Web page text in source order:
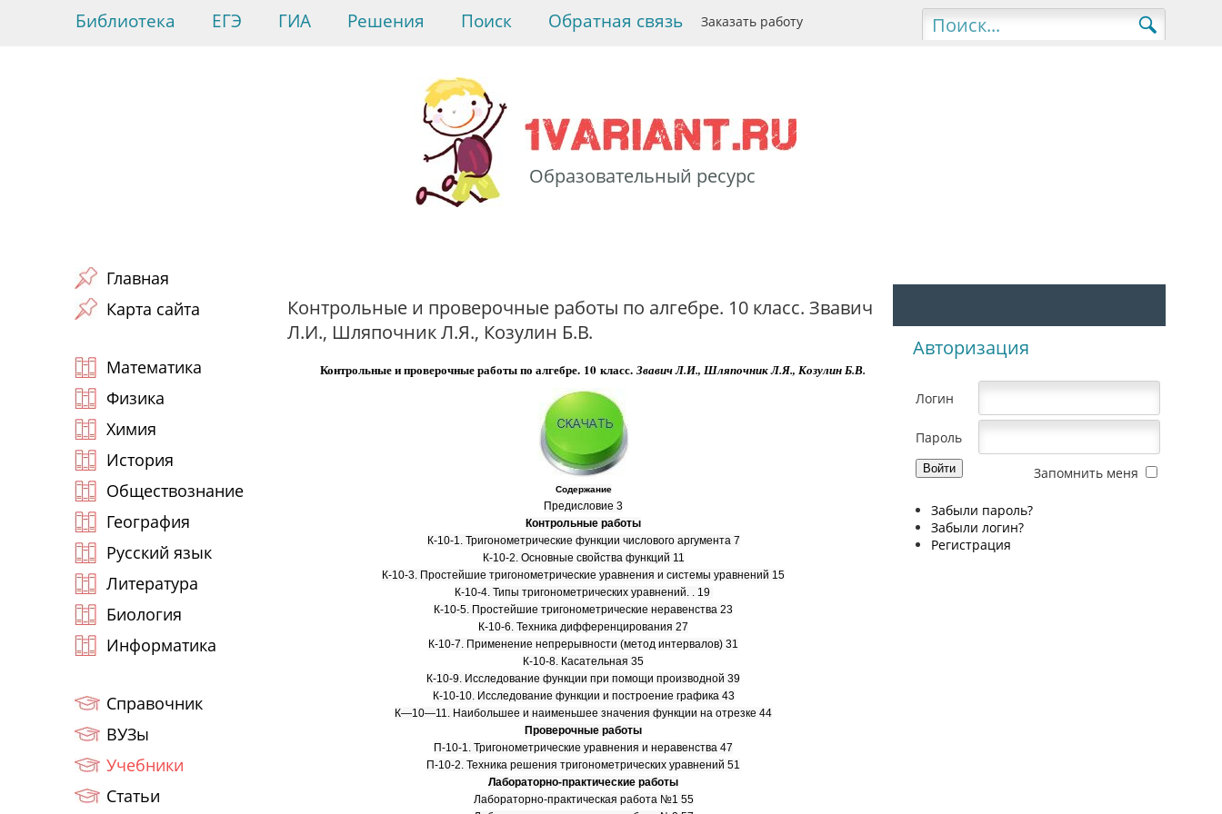
Библиотека ЕГЭ ГИА Решения Поиск Заказать работу
Обратная связь
Образовательный ресурс
проверочные работы по
алгебре. 10 класс. Звавич
Козулин Б.В.
Главная
Карта сайта
Математика
Физика
Химия
История
Обществознание
География
Русский язык
Литература
Биология
Информатика
Справочник
ВУЗы
Учебники
Статьи
Контрольные и проверочные работы по алгебре. 10 класс. Звавич
Л.И., Шляпочник Л.Я., Козулин Б.В.
Контрольные и проверочные работы по алгебре. 10класс. Звавич Л.И., Шляпочник Л.Я., Козулин Б.В.
Содержание
Предисловие 3
Контрольные работы
К-10-1. Тригонометрические функции числового аргумента 7
К-10-2. Основные свойства функций 11
К-10-3. Простейшие тригонометрические уравнения и системы уравнений 15
К-10-4. Типы тригонометрических уравнений. . 19
К-10-5. Простейшие тригонометрические неравенства 23
К-10-6. Техника дифференцирования 27
К-10-7. Применение непрерывности (метод интервалов) 31
К-10-8. Касательная 35
К-10-9. Исследование функции при помощи производной 39
К-10-10. Исследование функции и построение графика 43
К—10—11. Наибольшее и наименьшее значения функции на отрезке 44
Проверочные работы
П-10-1. Тригонометрические уравнения и неравенства 47
П-10-2. Техника решения тригонометрических уравнений 51
Лабораторно-практические работы
Лабораторно-практическая работа №1 55
Авторизация
Логин
Пароль
Запомнить меня
Забыли пароль?
Забыли логин?
Регистрация